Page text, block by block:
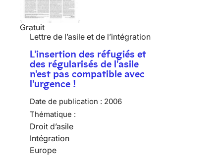
Gratuit
Lettre de l’asile et de l’intégration
L'insertion des réfugiés et
des régularisés de l'asile
n'est pas compatible avec
l'urgence !
Date de publication : 2006
Thématique :
Droit d’asile
Intégration
Europe